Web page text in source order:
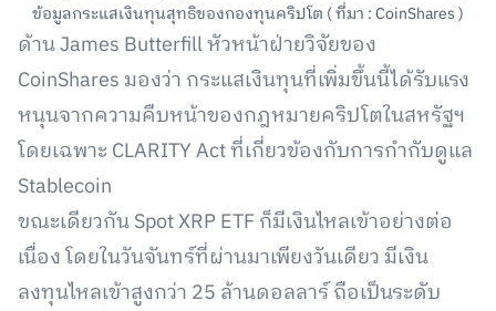
ข้อมูลกระแสเงินทุนสุทธิของกองทุนคริปโต ( ที่มา : CoinShares )
ด้าน James Butterfill หัวหน้าฝ่ายวิจัยของ
CoinShares มองว่า กระแสเงินทุนที่เพิ่มขึ้นนี้ได้รับแรง
หนุนจากความคืบหน้าของกฎหมายคริปโตในสหรัฐฯ
โดยเฉพาะ CLARITY Act ที่เกี่ยวข้องกับการกำกับดูแล
Stablecoin
ขณะเดียวกัน Spot XRP ETF ก็มีเงินไหลเข้าอย่างต่อ
เนื่อง โดยในวันจันทร์ที่ผ่านมาเพียงวันเดียว มีเงิน
ลงทุนไหลเข้าสูงกว่า 25 ล้านดอลลาร์ ถือเป็นระดับ